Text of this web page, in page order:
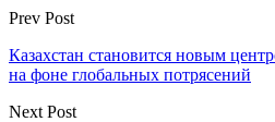
Prev Post
Казахстан становится новым
на фоне глобальных потрясений
Next Post